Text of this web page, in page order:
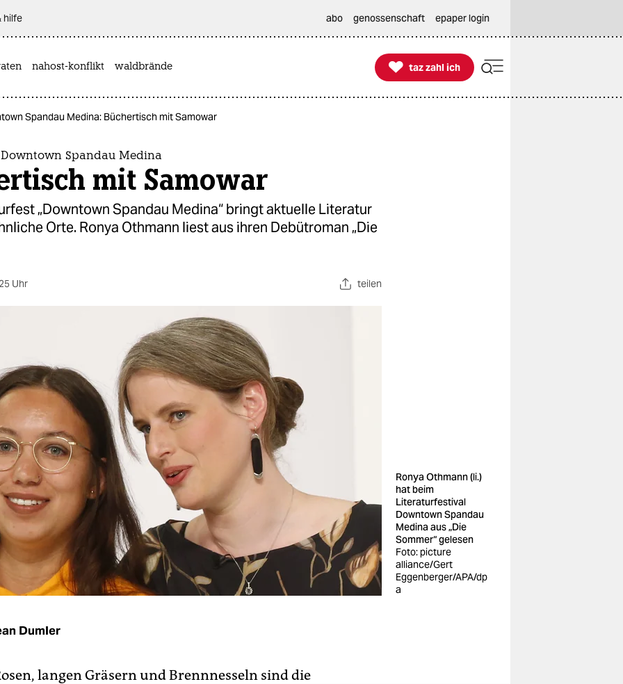
hilfe abo genossenschaft epaper login
nahost-konflikt waldbrände 
taz zahl ich
taz zahl ich
Spandau Medina: Büchertisch mit Samowar
Spandau Medina
mit Samowar
„Downtown Spandau Medina“ bringt aktuelle Literatur
Orte. Ronya Othmann liest aus ihren Debütroman „Die
Uhr teilen
Ronya Othmann (li.)
hat beim
Literaturfestival
Downtown Spandau
Medina aus „Die
Sommer“ gelesen
Foto: picture
alliance/Gert
Eggenberger/APA/dp
a
Dumler
langen Gräsern und Brennnesseln sind die